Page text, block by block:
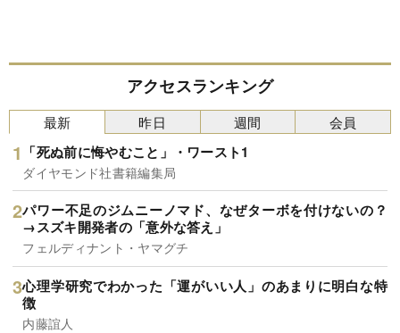
アクセスランキング
最新
「死ぬ前に悔やむこと」・ワースト1
ダイヤモンド社書籍編集局
パワー不足のジムニーノマド、なぜターボを付けないの？
→スズキ開発者の「意外な答え」
フェルディナント・ヤマグチ
心理学研究でわかった「運がいい人」のあまりに明白な特
徴
内藤誼人
昨日 週間 会員